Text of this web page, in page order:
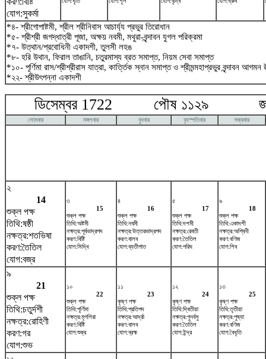
যোগ:সুকর্মা
*৪- শ্রীগোপাষ্টমী, শ্রীল শ্রীনিবাস আচার্য্য প্রভুর তিরোধান
*৫- শ্রীশ্রী জগদ্ধাত্রী পূজা, অক্ষয় নবমী, মথুরা-বৃন্দাবন যুগল পরিক্রমা
*৭- উত্থান/প্রবোধিনী একাদশী, তুলসী লহঙ
*৮- হরি উথান, ফিরাল তাঙানি, চতুরমাস্য ব্রত সমাপ্ত, নিয়ম সেবা সমাপ্ত
*১০- পূর্ণিমা রাস/শ্রীশ্রীরাস যাত্রা, কার্ত্তিক স্নান সমাপ্ত ও শ্রীমন্মহাপ্রভুর বৃন্দাবন আগমন
*২২- শ্রীউৎপন্না একাদশী
ডিসেম্বর 1722 পৌষ ১১২৯
সোমবার মঙ্গলবার বুধবার বৃহস্পতিবার শুক্রবার
২
14
শুক্ল পক্ষ
তিথি:ষষ্ঠী
নক্ষত্র:শতভিষ‌া
করণ:তৈতিল
যোগ:বজ্র
৩
15
শুক্ল পক্ষ
তিথি:অষ্টমী
নক্ষত্র:পূর্বভাদ্রপদ
করণ:বিষ্টি
যোগ:সিদ্ধি
৪
16
শুক্ল পক্ষ
তিথি:নবমী
নক্ষত্র:উত্তরভাদ্রপদ
করণ:বালব
যোগ:ব্যতীপাত
৫
17
শুক্ল পক্ষ
তিথি:দশমী
নক্ষত্র:রেবতী
করণ:তৈতিল
যোগ:পরিঘ
৬
18
শুক্ল পক্ষ
তিথি:একাদশী
নক্ষত্র:অশ্বিনী
করণ:বণিজ
যোগ:শিব
৯
21
শুক্ল পক্ষ
তিথি:চতুর্দশী
নক্ষত্র:রোহিণী
করণ:গর
যোগ:শুভ
১০
22
শুক্ল পক্ষ
তিথি:পূর্ণিমা
নক্ষত্র:মৃগশিরা
করণ:বিষ্টি
যোগ:শুক্র
১১
23
কৃষ্ণ পক্ষ
তিথি:প্রতিপদ
নক্ষত্র:আর্দ্রা
করণ:বালব
যোগ:ব্রহ্ম
১২
24
কৃষ্ণ পক্ষ
তিথি:দ্বিতীয়া
নক্ষত্র:পুনর্বসু
করণ:তৈতিল
যোগ:ইন্দ্র
১৩
25
কৃষ্ণ পক্ষ
তিথি:তৃতীয়া
নক্ষত্র:পুষ্যা
করণ:বণিজ
যোগ:বৈধৃতি